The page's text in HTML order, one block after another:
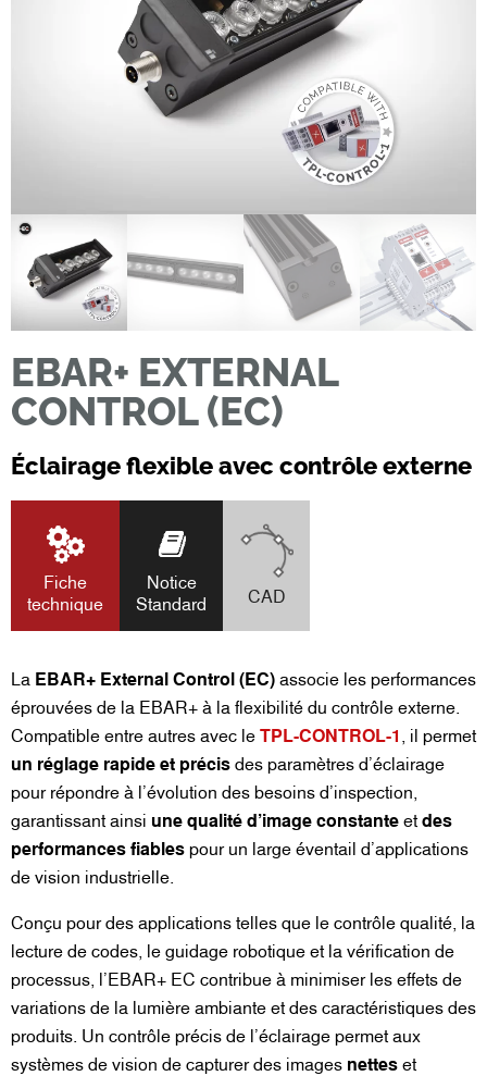
EBAR+ EXTERNAL
CONTROL (EC)
Éclairage flexible avec contrôle externe
Fiche
technique
Notice
Standard
CAD
La EBAR+ External Control (EC) associe les performances
éprouvées de la EBAR+ à la flexibilité du contrôle externe.
Compatible entre autres avec le TPL-CONTROL-1 , il permet
un réglage rapide et précis des paramètres d’éclairage
pour répondre à l’évolution des besoins d’inspection,
garantissant ainsi une qualité d’image constante et des
performances fiables pour un large éventail d’applications
de vision industrielle.
Conçu pour des applications telles que le contrôle qualité, la
lecture de codes, le guidage robotique et la vérification de
processus, l’EBAR+ EC contribue à minimiser les effets de
variations de la lumière ambiante et des caractéristiques des
produits. Un contrôle précis de l’éclairage permet aux
systèmes de vision de capturer des images nettes et